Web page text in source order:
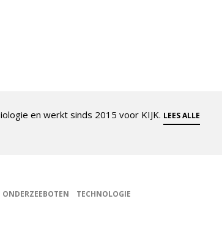
en werkt sinds 2015 voor KIJK. LEES ALLE
ONDERZEEBOTEN TECHNOLOGIE